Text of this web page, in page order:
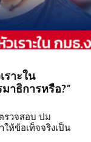
ราะใน
าธิการหรือ?”
รวจสอบ ปม
ห้ข้อเท็จจริงเป็น